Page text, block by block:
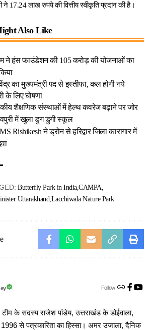
ने 17.24 लाख रुपये की वित्तीय स्वीकृति प्रदान की है।
Also Like
ने हंस फाउंडेशन की 105 करोड़ की योजनाओं का
का मुख्यमंत्री पद से इस्तीफा, कल होगी नये
के लिए घोषणा
शैक्षणिक संस्थाओं में हेल्थ कवरेज बढ़ाने पर जोर
में खुला डुग डुगी स्कूल
Rishikesh ने ड्रोन से हरिद्वार जिला कारागार में
Butterfly Park in India CAMPA
Uttarakhand Lacchiwala Nature Park
Follow:
के सदस्य राजेश पांडेय, उत्तराखंड के डोईवाला,
से पत्रकारिता का हिस्सा। अमर उजाला, दैनिक